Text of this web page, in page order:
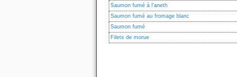
Saumon fumé à l'aneth
Saumon fumé au fromage blanc
Saumon fumé
Filets de morue